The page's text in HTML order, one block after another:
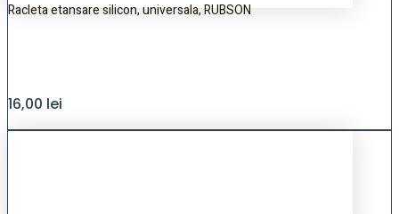
Racleta etansare silicon, universala, RUBSON
16,00 lei